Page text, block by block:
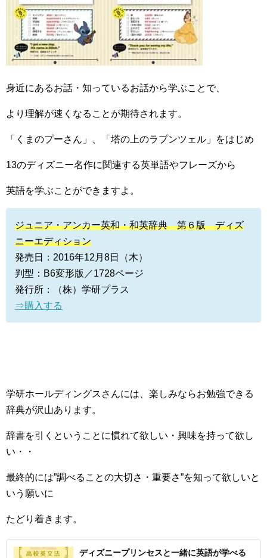
身近にあるお話・知っているお話から学ぶことで、
より理解が速くなることが期待されます。
「くまのプーさん」、「塔の上のラプンツェル」をはじめ
13のディズニー名作に関連する英単語やフレーズから
英語を学ぶことができますよ。
ジュニア・アンカー英和・和英辞典 第６版 ディズ
ニーエディション
発売日： 2016年12 月 8日（木）
判型： B6変形版／1728ページ
発行所：（株）学研プラス
⇒購入する
学研ホールディングスさんには、楽しみならお勉強できる
辞典が沢山あります。
辞書を引くということに慣れて欲しい・興味を持って欲し
い・・
最終的には”調べることの大切さ・重要さ”を知って欲しいと
いう願いに
たどり着きます。
ディズニープリンセスと一緒に英語が学べる